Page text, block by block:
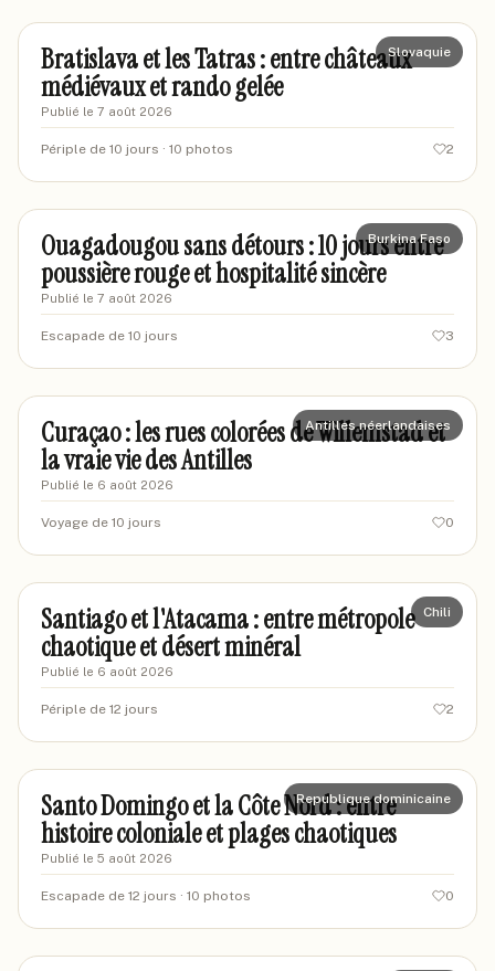
Slovaquie
Bratislava et les Tatras : entre châteaux
médiévaux et rando gelée
Publié le 7 août 2026
Périple de 10 jours · 10 photos 2
mariondakar42
Burkina Faso
Ouagadougou sans détours : 10 jours entre
poussière rouge et hospitalité sincère
Publié le 7 août 2026
Escapade de 10 jours 3
marievoyage87
Antilles néerlandaises
Curaçao : les rues colorées de Willemstad et
la vraie vie des Antilles
Publié le 6 août 2026
Voyage de 10 jours 0
marcantoine-lyon
Chili
Santiago et l'Atacama : entre métropole
chaotique et désert minéral
Publié le 6 août 2026
Périple de 12 jours 2
marcust-74
Republique dominicaine
Santo Domingo et la Côte Nord : entre
histoire coloniale et plages chaotiques
Publié le 5 août 2026
Escapade de 12 jours · 10 photos 0
marcpoitras